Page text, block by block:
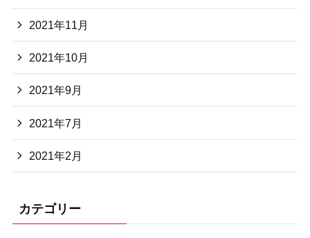
2021年11月
2021年10月
2021年9月
2021年7月
2021年2月
カテゴリー